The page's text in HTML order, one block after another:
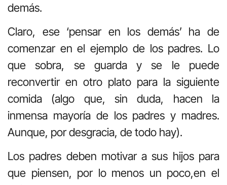
demás.
Claro, ese ‘pensar en los demás’ ha de
comenzar en el ejemplo de los padres. Lo
que sobra, se guarda y se le puede
reconvertir en otro plato para la siguiente
comida (algo que, sin duda, hacen la
inmensa mayoría de los padres y madres.
Aunque, por desgracia, de todo hay).
Los padres deben motivar a sus hijos para
que piensen, por lo menos un poco,en el